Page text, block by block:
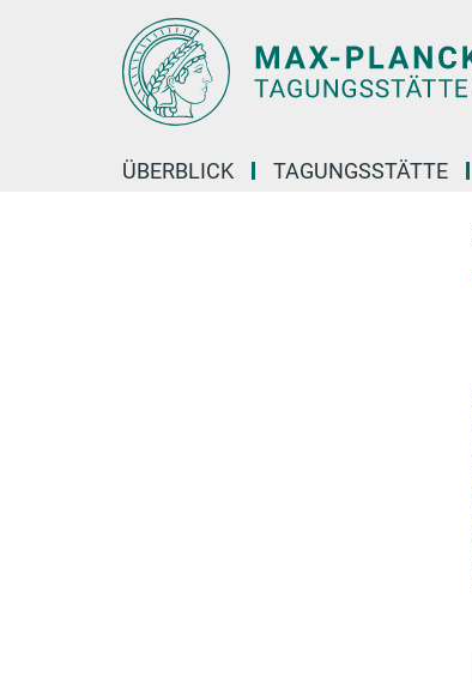
ÜBERBLICK TAGUNGSSTÄTTE